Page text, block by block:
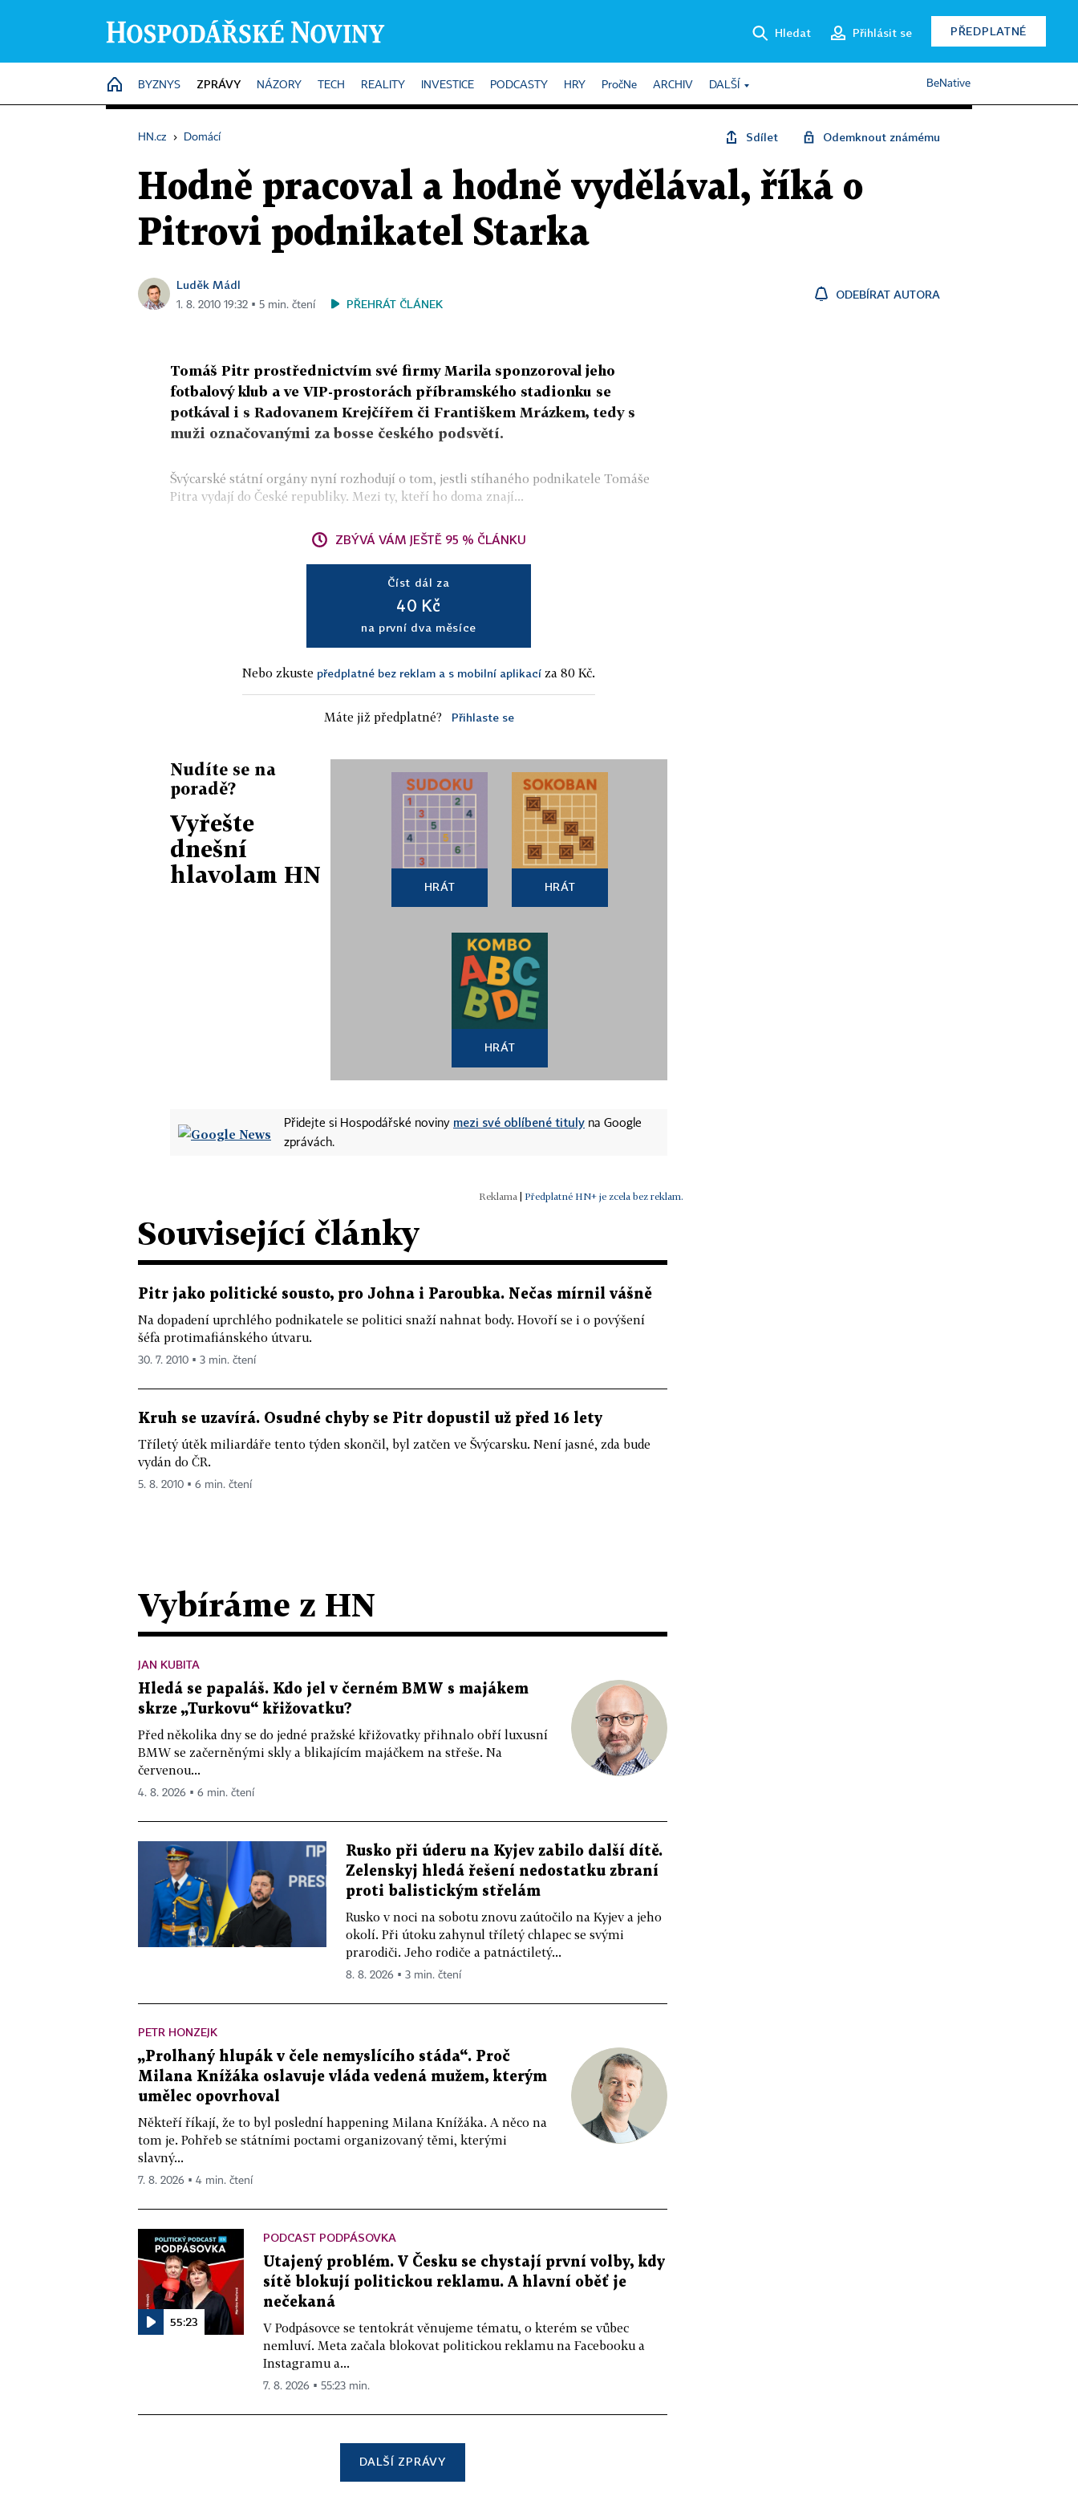
Hledat Přihlásit se PŘEDPLATNÉ
HOME
BYZNYS ZPRÁVY NÁZORY TECH REALITY INVESTICE PODCASTY HRY PročNe ARCHIV DALŠÍ BeNative
HN.cz › Domácí Sdílet Odemknout známému
Hodně pracoval a hodně vydělával, říká o
Pitrovi podnikatel Starka
Luděk Mádl
1. 8. 2010 19:32 ▪ 5 min. čtení PŘEHRÁT ČLÁNEK
ODEBÍRAT AUTORA
Tomáš Pitr prostřednictvím své firmy Marila sponzoroval jeho
fotbalový klub a ve VIP-prostorách příbramského stadionku se
potkával i s Radovanem Krejčířem či Františkem Mrázkem, tedy s
muži označovanými za bosse českého podsvětí.
Švýcarské státní orgány nyní rozhodují o tom, jestli stíhaného podnikatele Tomáše
Pitra vydají do České republiky. Mezi ty, kteří ho doma znají...
ZBÝVÁ VÁM JEŠTĚ 95 % ČLÁNKU
Číst dál za
40 Kč
na první dva měsíce
Nebo zkuste předplatné bez reklam a s mobilní aplikací za 80 Kč.
Máte již předplatné? Přihlaste se
Nudíte se na
poradě?
Vyřešte
dnešní
hlavolam HN
HRÁT HRÁT
HRÁT
Přidejte si Hospodářské noviny mezi své oblíbené tituly na Google
zprávách.
Předplatné HN+ je zcela bez reklam.
Související články
Pitr jako politické sousto, pro Johna i Paroubka. Nečas mírnil vášně
Na dopadení uprchlého podnikatele se politici snaží nahnat body. Hovoří se i o povýšení
šéfa protimafiánského útvaru.
30. 7. 2010 ▪ 3 min. čtení
Kruh se uzavírá. Osudné chyby se Pitr dopustil už před 16 lety
Tříletý útěk miliardáře tento týden skončil, byl zatčen ve Švýcarsku. Není jasné, zda bude
vydán do ČR.
5. 8. 2010 ▪ 6 min. čtení
Vybíráme z HN
JAN KUBITA
Hledá se papaláš. Kdo jel v černém BMW s majákem
skrze „Turkovu“ křižovatku?
Před několika dny se do jedné pražské křižovatky přihnalo obří luxusní
BMW se začerněnými skly a blikajícím majáčkem na střeše. Na
červenou...
4. 8. 2026 ▪ 6 min. čtení
Rusko při úderu na Kyjev zabilo další dítě.
Zelenskyj hledá řešení nedostatku zbraní
proti balistickým střelám
Rusko v noci na sobotu znovu zaútočilo na Kyjev a jeho
okolí. Při útoku zahynul tříletý chlapec se svými
prarodiči. Jeho rodiče a patnáctiletý...
8. 8. 2026 ▪ 3 min. čtení
PETR HONZEJK
„Prolhaný hlupák v čele nemyslícího stáda“. Proč
Milana Knížáka oslavuje vláda vedená mužem, kterým
umělec opovrhoval
Někteří říkají, že to byl poslední happening Milana Knížáka. A něco na
tom je. Pohřeb se státními poctami organizovaný těmi, kterými
slavný...
7. 8. 2026 ▪ 4 min. čtení
55:23
PODCAST PODPÁSOVKA
Utajený problém. V Česku se chystají první volby, kdy
sítě blokují politickou reklamu. A hlavní oběť je
nečekaná
V Podpásovce se tentokrát věnujeme tématu, o kterém se vůbec
nemluví. Meta začala blokovat politickou reklamu na Facebooku a
Instagramu a...
7. 8. 2026 ▪ 55:23 min.
DALŠÍ ZPRÁVY